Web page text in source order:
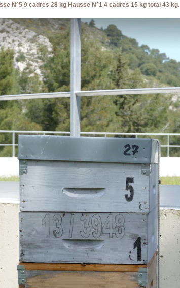
N°5 9 cadres 28 kg Hausse N°1 4 cadres 15 kg total 43 kg.